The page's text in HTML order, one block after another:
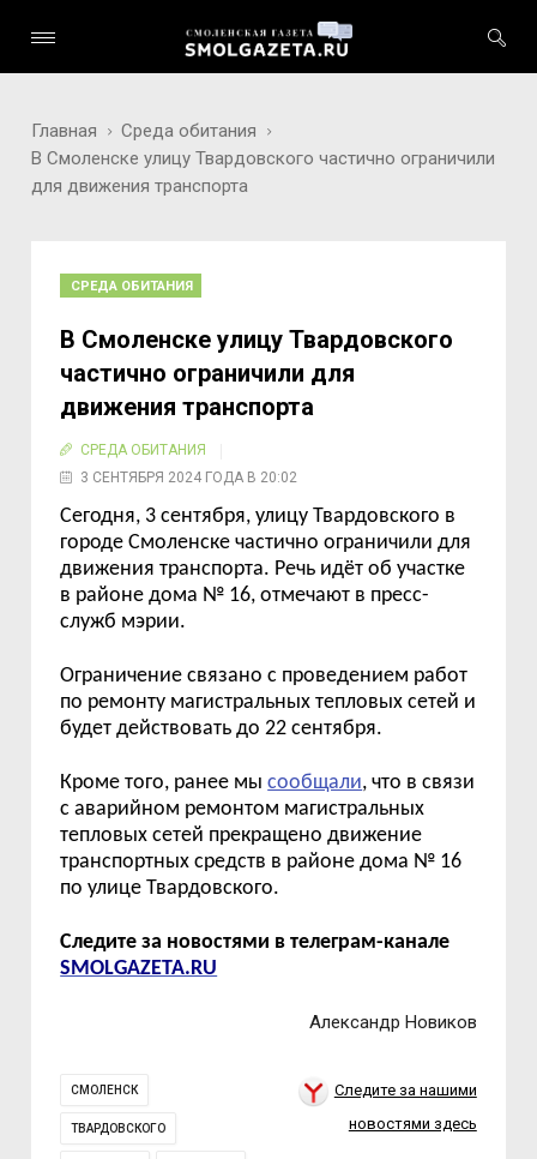
Главная
Среда обитания
В Смоленске улицу Твардовского частично ограничили
для движения транспорта
СРЕДА ОБИТАНИЯ
В Смоленске улицу Твардовского
частично ограничили для
движения транспорта
СРЕДА ОБИТАНИЯ
3 СЕНТЯБРЯ 2024 ГОДА В 20:02
Сегодня, 3 сентября, улицу Твардовского в
городе Смоленске частично ограничили для
движения транспорта. Речь идёт об участке
в районе дома № 16, отмечают в пресс-
служб мэрии.
Ограничение связано с проведением работ
по ремонту магистральных тепловых сетей и
будет действовать до 22 сентября.
Кроме того, ранее мысообщали, что в связи
с аварийном ремонтом магистральных
тепловых сетей прекращено движение
транспортных средств в районе дома № 16
по улице Твардовского.
Следите за новостями в телеграм-канале
SMOLGAZETA.RU
Александр Новиков
СМОЛЕНСК
ТВАРДОВСКОГО
Следите за нашими
новостями здесь